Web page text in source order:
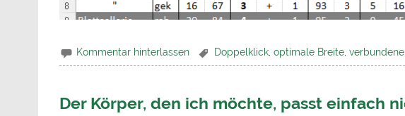
Kommentar hinterlassen Doppelklick, optimale Breite,
Der Körper, den ich möchte, passt einfach